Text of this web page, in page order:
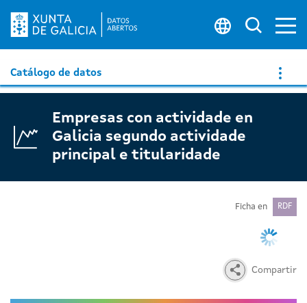
Catálogo de datos
Empresas con actividade en
Galicia segundo actividade
principal e titularidade
Ficha en RDF
Compartir